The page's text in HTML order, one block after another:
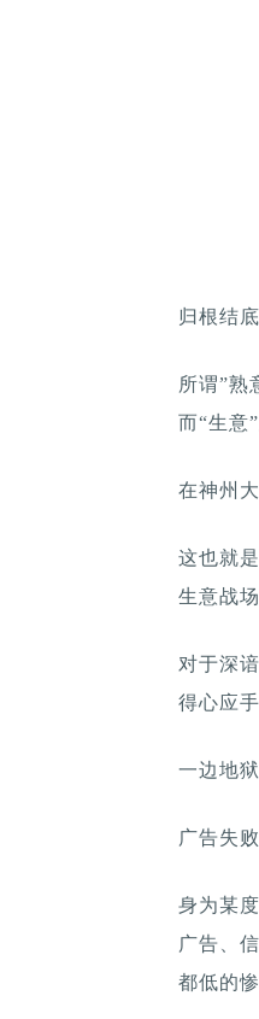
归根结
所谓”熟
而“生意
在神州
这也就
生意战
对于深
得心应手
一边地
广告失
身为某
广告、
都低的